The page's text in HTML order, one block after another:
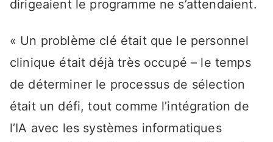
dirigeaient le programme ne s’attendaient.
« Un problème clé était que le personnel
clinique était déjà très occupé – le temps
de déterminer le processus de sélection
était un défi, tout comme l’intégration de
l’IA avec les systèmes informatiques